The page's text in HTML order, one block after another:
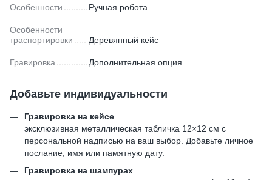
Особенности Ручная робота
Особенности
траспортировки
Деревянный кейс
Гравировка Дополнительная опция
Добавьте индивидуальности
Гравировка на кейсе
эксклюзивная металлическая табличка 12×12 см с
персональной надписью на ваш выбор. Добавьте личное
послание, имя или памятную дату.
Гравировка на шампурах